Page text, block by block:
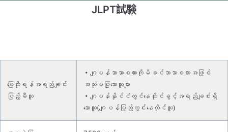
JLPT試験
ဖြေဆိုရန်အရည်ချင်း
ပြည့်မီသူ
・ဂျပန်ဘာသာစကားကိုမိခင်ဘာသာစကားအဖြစ်
အသုံးမပြုသောသူများ
・ဂျပန်နိုင်ငံတွင်နေထိုင်ခွင့်အရည်ချင်းရှိ
သောသူ(ဂျပန်ပြည်တွင်းနေထိုင်သူ)